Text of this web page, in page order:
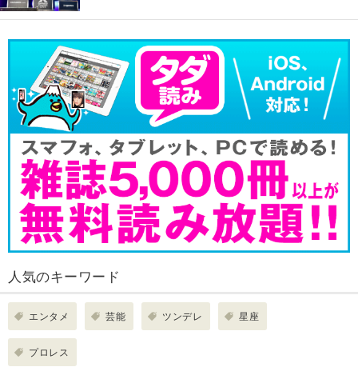
人気のキーワード
エンタメ 芸能 ツンデレ 星座
プロレス